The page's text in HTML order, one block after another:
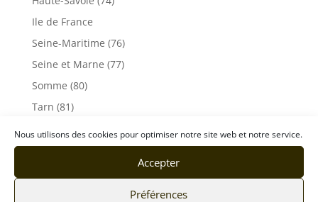
Nous utilisons des cookies pour optimiser notre site web et notre service.
Accepter
Préférences
Ile de France
Seine-Maritime (76)
Seine et Marne (77)
Somme (80)
Tarn (81)
Var (83)